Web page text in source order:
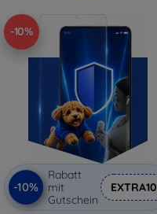
-10%
-10%
Rabatt
mit
Gutschein
EXTRA10